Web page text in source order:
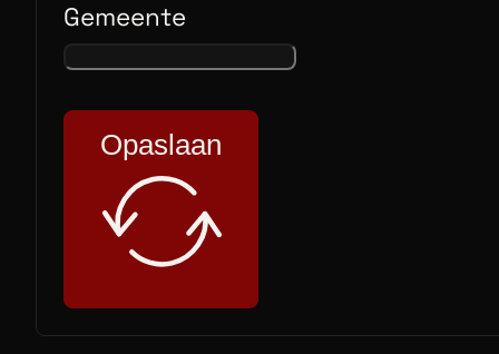
Gemeente
Opaslaan